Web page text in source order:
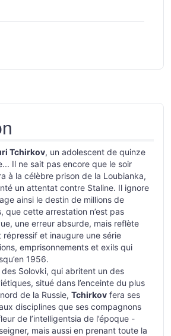
Tchirkov, un adolescent de quinze
Il ne sait pas encore que le soir
à la célèbre prison de la Loubianka,
un attentat contre Staline. Il ignore
ainsi le destin de millions de
que cette arrestation n’est pas
une erreur absurde, mais reflète
répressif et inaugure une série
emprisonnements et exils qui
1956.
Solovki, qui abritent un des
situé dans l’enceinte du plus
de la Russie, Tchirkov fera ses
disciplines que ses compagnons
de l’intelligentsia de l’époque -
mais aussi en prenant toute la